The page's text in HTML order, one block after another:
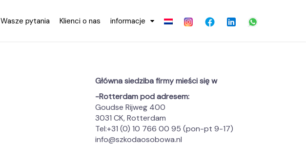
Wasze pytania Klienci o nas informacje
Główna siedziba firmy mieści się w
-Rotterdam pod adresem:
Goudse Rijweg 400
3031 CK, Rotterdam
Tel:+31 (0) 10 766 00 95 (pon-pt 9-17)
info@szkodaosobowa.nl